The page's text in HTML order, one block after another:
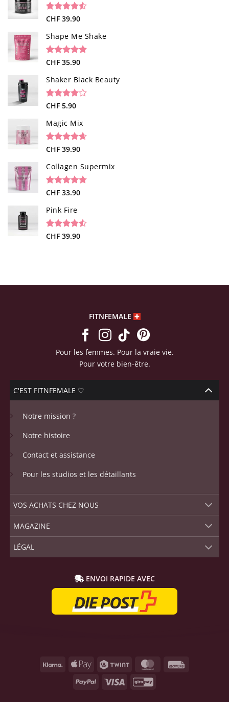
Noté4.52
sur
96
notations
client
CHF 39.90
Shape Me Shake
Noté4.85
sur
40
client
CHF 35.90
Shaker Black Beauty
Noté
5 basé
1
notation
client
CHF 5.90
Magic Mix
Noté4.65
sur
34
notations
client
CHF 39.90
Collagen Supermix
Noté4.73
sur
26
client
CHF 33.90
Pink Fire
Noté4.47
19
CHF 39.90
FITNFEMALE
Pour les femmes. Pour la vraie vie.
Pour votre bien-être.
C'EST FITNFEMALE ♡
Notre mission ?
Notre histoire
Contact et assistance
Pour les studios et les détaillants
VOS ACHATS CHEZ NOUS
MAGAZINE
LÉGAL
ENVOI RAPIDE AVEC
Klarna
Apple
Twint MasterCard
PayPal
Visa GiroPay